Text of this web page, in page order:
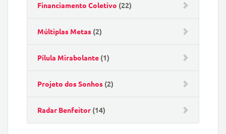
Financiamento Coletivo (22)
Múltiplas Metas (2)
Pílula Mirabolante (1)
Projeto dos Sonhos (2)
Radar Benfeitor (14)